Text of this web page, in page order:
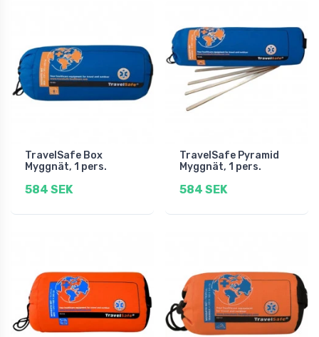
TravelSafe Box
Myggnät, 1 pers.
584 SEK
TravelSafe Pyramid
Myggnät, 1 pers.
584 SEK